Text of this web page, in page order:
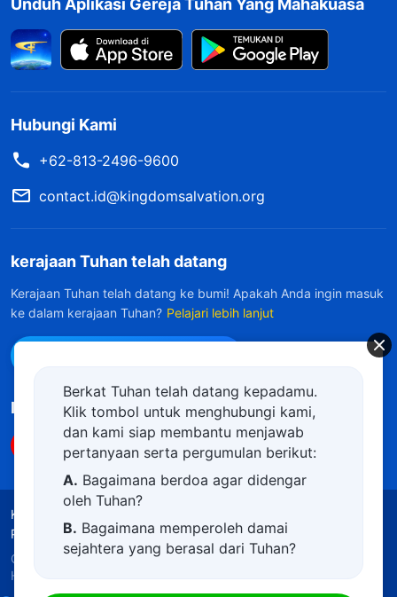
Hubungi Kami
+62-813-2496-9600
contact.id@kingdomsalvation.org
kerajaan Tuhan telah datang
Kerajaan Tuhan telah datang ke bumi! Apakah Anda ingin masuk
ke dalam kerajaan Tuhan? Pelajari lebih lanjut
Ikuti Kami
Ketentuan Penggunaan
Penghargaan
Kebijakan Cookie
Copyright © 2026Gereja Tuhan Yang Mahakuasa.
Hak Cipta Dilindungi Undang-Undang.
Berkat Tuhan telah datang kepadamu.
Klik tombol untuk menghubungi kami,
dan kami siap membantu menjawab
pertanyaan serta pergumulan berikut:
A. Bagaimana berdoa agar didengar
oleh Tuhan?
B. Bagaimana memperoleh damai
sejahtera yang berasal dari Tuhan?